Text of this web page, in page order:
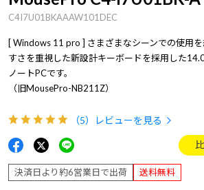
C4I7U01BKAAAW101DEC
[ Windows 11 pro ] さまざまなシーンでの使用
すさを重視した新設計キーボードを採用した
ノートPCです。
（旧MousePro-NB211Z）
（5） レビューを見る
決済日より約6営業日で出荷 送料無料